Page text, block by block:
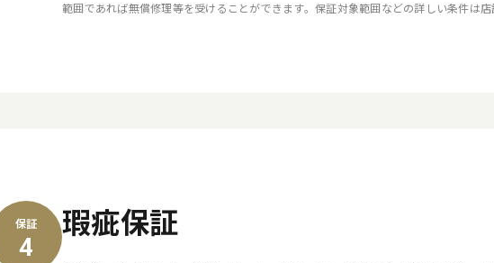
範囲であれば無償修理等を受けることができます。保証対象範囲などの詳しい条件は
保証
4
瑕疵保証